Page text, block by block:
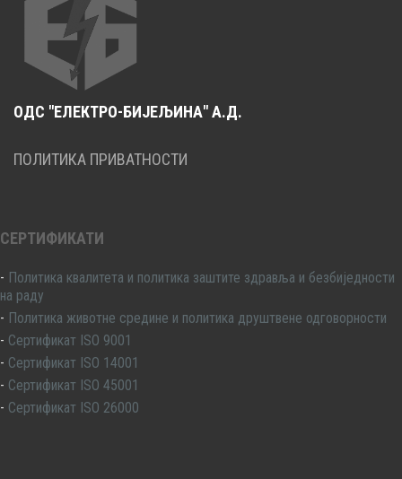
ОДС "ЕЛЕКТРО-БИЈЕЉИНА" А.Д.
ПОЛИТИКА ПРИВАТНОСТИ
СЕРТИФИКАТИ
- Политика квалитета и политика заштите здравља и безбиједности
на раду
- Политика животне средине и политика друштвене одговорности
- Сертификат ISO 9001
- Сертификат ISO 14001
- Сертификат ISO 45001
- Сертификат ISO 26000